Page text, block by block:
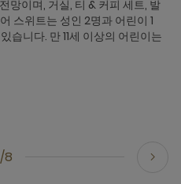
8
망이며, 거실, 티 & 커피 세트, 발
스위트는 성인 2명과 어린이 1
습니다. 만 11세 이상의 어린이는